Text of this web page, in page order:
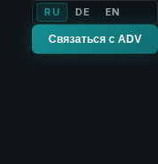
RU DE EN
Связаться с ADV